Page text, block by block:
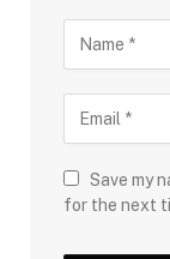
Save my
for the next